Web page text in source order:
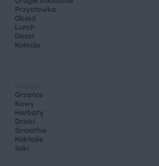
Przystawka
Obiad
Lunch
Deser
Kolacja
Grzańce
Kawy
Herbaty
Drinki
Smoothie
Koktajle
Soki